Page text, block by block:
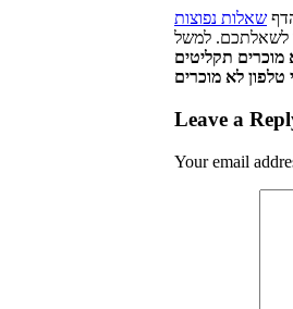
שאלות נפוצות
Leave a
Your email